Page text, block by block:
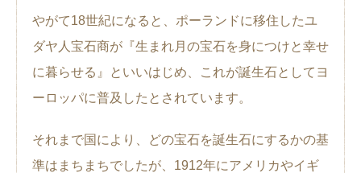
やがて18世紀になると、ポーランドに移住したユ
ダヤ人宝石商が『生まれ月の宝石を身につけと幸せ
に暮らせる』といいはじめ、これが誕生石としてヨ
ーロッパに普及したとされています。
それまで国により、どの宝石を誕生石にするかの基
準はまちまちでしたが、1912年にアメリカやイギ